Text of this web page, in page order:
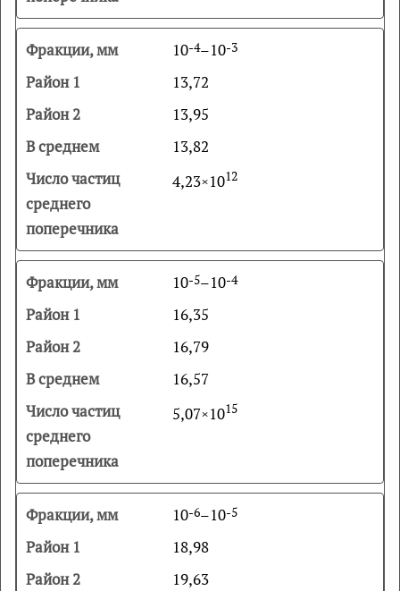
10-4–10-3
13,72
13,95
13,82
4,23×1012
10-5–10-4
16,35
16,79
16,57
5,07×1015
10-6–10-5
18,98
19,63